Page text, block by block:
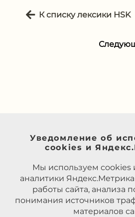
К списку лексики HSK
Уведомление об
cookies и
Мы используем cookies
аналитики
работы сайта, анализа
понимания источников
материалов